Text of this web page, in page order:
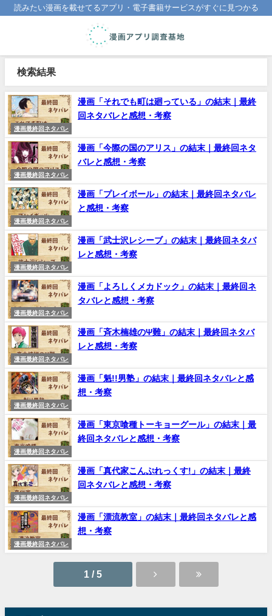
読みたい漫画を載せてるアプリ・電子書籍サービスがすぐに見つかる
検索結果
漫画最終回ネタバレ
漫画「それでも町は廻っている」の結末｜最終
回ネタバレと感想・考察
漫画最終回ネタバレ
漫画「今際の国のアリス」の結末｜最終回ネタ
バレと感想・考察
漫画最終回ネタバレ
漫画「プレイボール」の結末｜最終回ネタバレ
と感想・考察
漫画最終回ネタバレ
漫画「武士沢レシーブ」の結末｜最終回ネタバ
レと感想・考察
漫画最終回ネタバレ
漫画「よろしくメカドック」の結末｜最終回ネ
タバレと感想・考察
漫画最終回ネタバレ
漫画「斉木楠雄のΨ難」の結末｜最終回ネタバ
レと感想・考察
漫画最終回ネタバレ
漫画「魁!!男塾」の結末｜最終回ネタバレと感
想・考察
漫画最終回ネタバレ
漫画「東京喰種トーキョーグール」の結末｜最
終回ネタバレと感想・考察
漫画最終回ネタバレ
漫画「真代家こんぷれっくす!」の結末｜最終
回ネタバレと感想・考察
漫画最終回ネタバレ
漫画「漂流教室」の結末｜最終回ネタバレと感
想・考察
1 / 5